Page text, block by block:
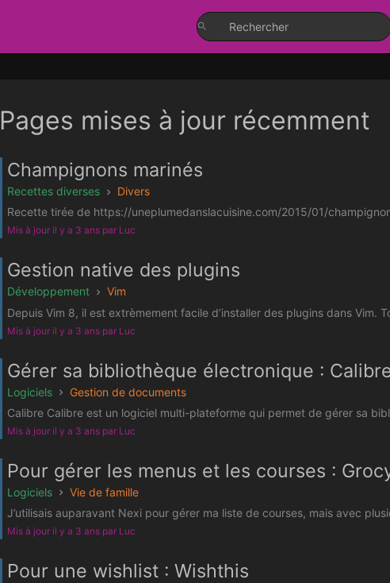
Pages mises à jour récemment
Champignons marinés
Recettes diverses
Divers
Recette tirée de https://uneplumedanslacuisine.com/2015/01/
Mis à jour il y a 3 ans par Luc
Gestion native des plugins
Développement
Vim
Depuis Vim 8, il est extrèmement facile d’installer des plugins dans Vim.
Mis à jour il y a 3 ans par Luc
Gérer sa bibliothèque électronique :
Logiciels
Gestion de documents
Calibre Calibre est un logiciel multi-plateforme qui permet de gérer sa
Mis à jour il y a 3 ans par Luc
Pour gérer les menus et les courses :
Logiciels
Vie de famille
J’utilisais auparavant Nexi pour gérer ma liste de courses, mais avec
Mis à jour il y a 3 ans par Luc
Pour une wishlist : Wishthis